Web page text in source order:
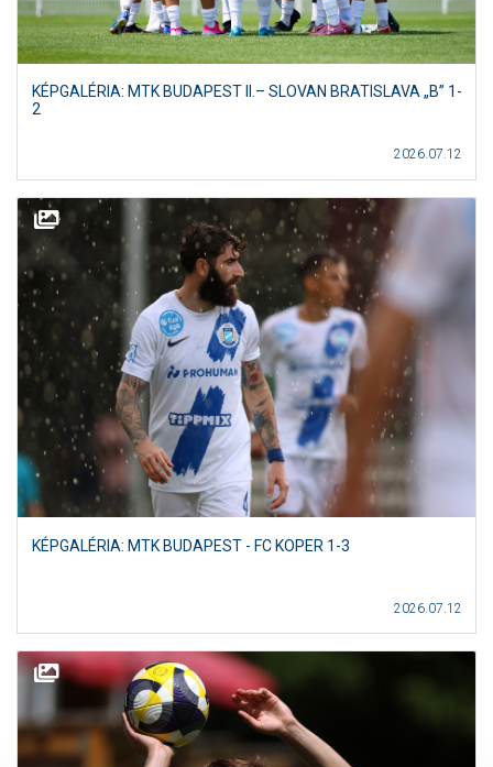
KÉPGALÉRIA: MTK BUDAPEST II.– SLOVAN BRATISLAVA „B” 1-
2
2026.07.12
KÉPGALÉRIA: MTK BUDAPEST - FC KOPER 1-3
2026.07.12